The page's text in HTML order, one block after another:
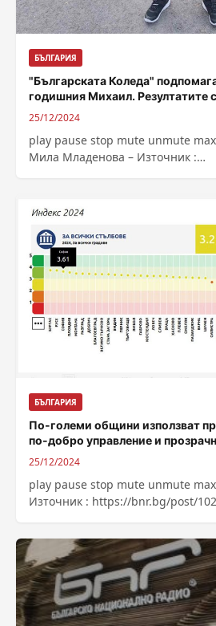
БЪЛГАРИЯ
"Българската Коледа"
годишния Михаил. Резултатите
25/12/2024
play pause stop mute unmute
Мила Младенова – Източник :
БЪЛГАРИЯ
По-големи общини използват
по-добро управление и
25/12/2024
play pause stop mute unmute
Източник : https://bnr.bg/post/